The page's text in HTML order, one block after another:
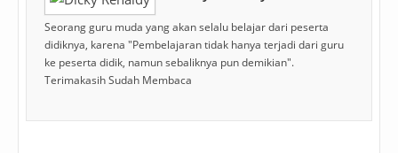
Seorang guru muda yang akan selalu belajar dari peserta
didiknya, karena "Pembelajaran tidak hanya terjadi dari guru
ke peserta didik, namun sebaliknya pun demikian".
Terimakasih Sudah Membaca